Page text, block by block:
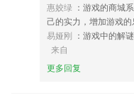
惠姣绿 ：游戏的商城
己的实力，增加游戏的
易娅刚 ：游戏中的解
来自
更多回复